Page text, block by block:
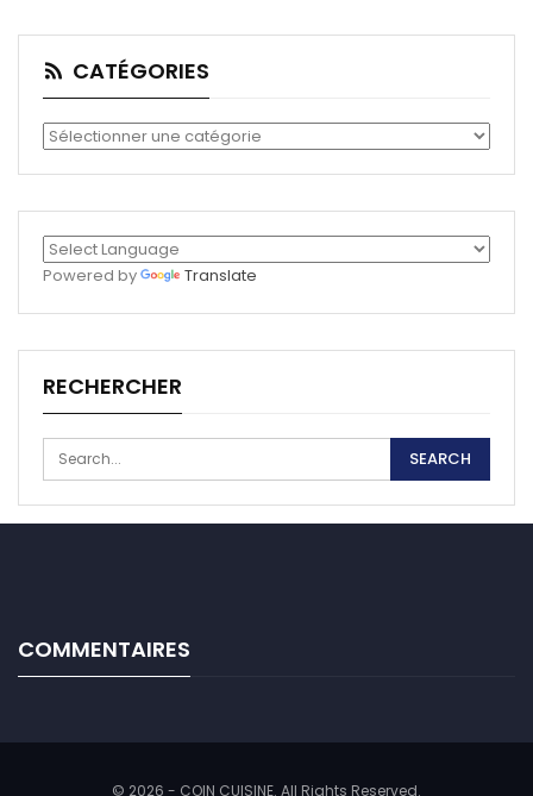
CATÉGORIES
Catégories
Powered by Translate
RECHERCHER
COMMENTAIRES
© 2026 - COIN CUISINE. All Rights Reserved.